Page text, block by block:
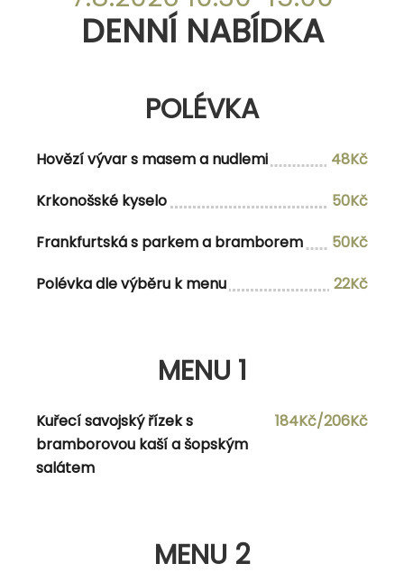
POLÉVKA
Kulajda s hříbky a bramborem
Domácí sekaná s bramborovou kaši a
MENU 2
Kuřecí plněný steak nivou a slaninou s
DENNÍ NABÍDKA
POLÉVKA
Hovězí vývar s masem a nudlemi
48Kč
Krkonošské kyselo
50Kč
Frankfurtská s parkem a bramborem
50Kč
Polévka dle výběru k menu
22Kč
MENU 1
Kuřecí savojský řízek s
bramborovou kaší a šopským
salátem
184Kč/206Kč
MENU 2